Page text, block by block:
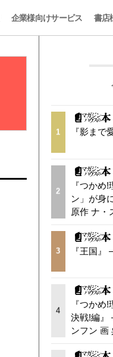
企業様向けサービス 書店
1 『影ま
2
『つかめ
ン」が身
原作 ナ・
3 『王国
4
『つかめ
決戦!編』
ンフン 画